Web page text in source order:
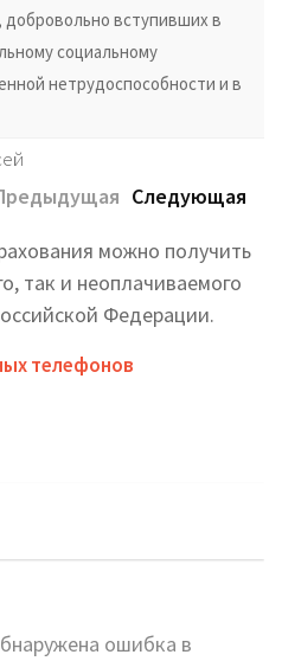
добровольно вступивших в
социальному
нетрудоспособности и в
Следующая
можно получить
так и неоплачиваемого
Федерации.
телефонов
ошибка в